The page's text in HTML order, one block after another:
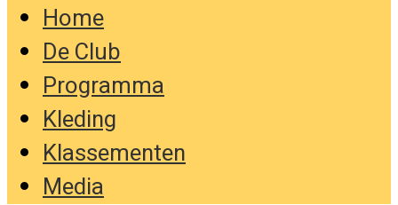
Home
De Club
Programma
Kleding
Klassementen
Media